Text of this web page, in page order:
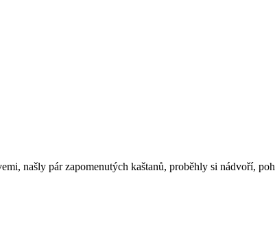
našly pár zapomenutých kaštanů, proběhly si nádvoří,